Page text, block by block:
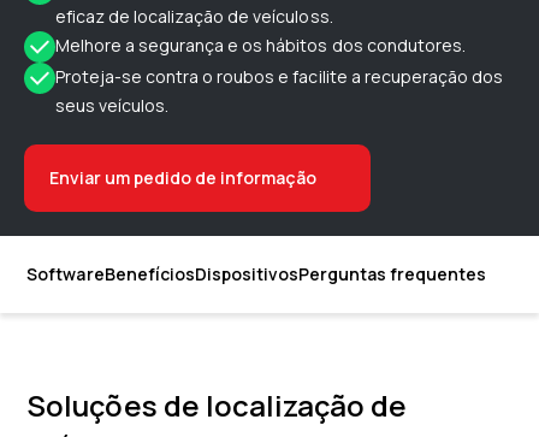
eficaz de localização de veículoss.
Melhore a segurança e os hábitos dos condutores.
Proteja-se contra o roubos e facilite a recuperação dos
seus veículos.
Enviar um pedido de informação
SoftwareBenefíciosDispositivosPerguntas frequentes
Soluções de localização de